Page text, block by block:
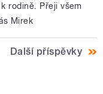
rodině. Přeji všem
Mirek
Další příspěvky